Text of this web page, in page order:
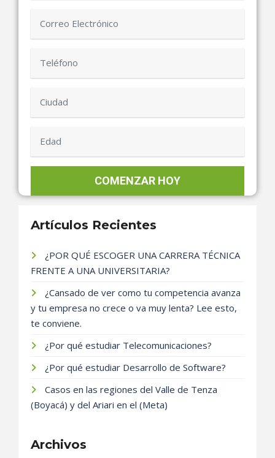
Artículos Recientes
¿POR QUÉ ESCOGER UNA CARRERA TÉCNICA
FRENTE A UNA UNIVERSITARIA?
¿Cansado de ver como tu competencia avanza
y tu empresa no crece o va muy lenta? Lee esto,
te conviene.
¿Por qué estudiar Telecomunicaciones?
¿Por qué estudiar Desarrollo de Software?
Casos en las regiones del Valle de Tenza
(Boyacá) y del Ariari en el (Meta)
Archivos